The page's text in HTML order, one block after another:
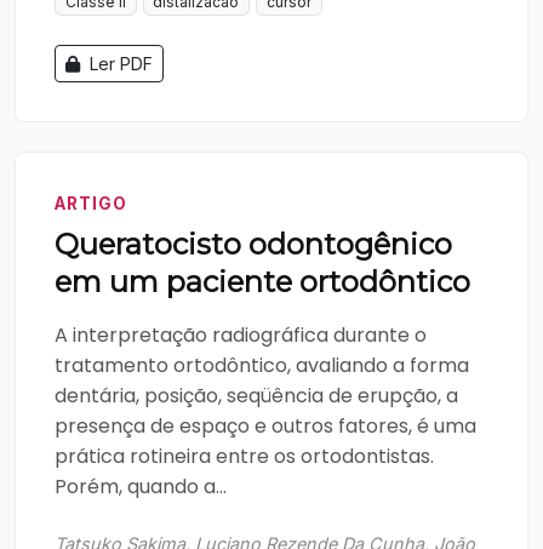
Ler PDF
ARTIGO
Queratocisto odontogênico
em um paciente ortodôntico
A interpretação radiográfica durante o
tratamento ortodôntico, avaliando a forma
dentária, posição, seqüência de erupção, a
presença de espaço e outros fatores, é uma
prática rotineira entre os ortodontistas.
Porém, quando a...
Tatsuko Sakima, Luciano Rezende Da Cunha, João